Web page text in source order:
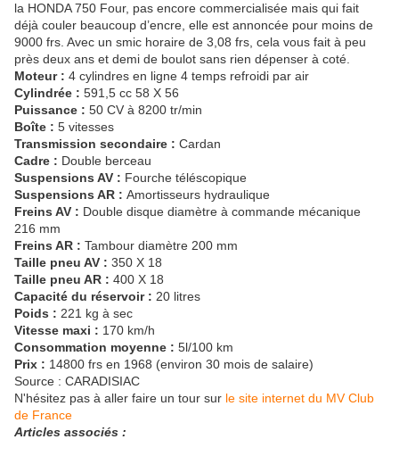
la HONDA 750 Four, pas encore commercialisée mais qui fait
déjà couler beaucoup d’encre, elle est annoncée pour moins de
9000 frs. Avec un smic horaire de 3,08 frs, cela vous fait à peu
près deux ans et demi de boulot sans rien dépenser à coté.
Moteur : 4 cylindres en ligne 4 temps refroidi par air
Cylindrée : 591,5 cc 58 X 56
Puissance : 50 CV à 8200 tr/min
Boîte : 5 vitesses
Transmission secondaire : Cardan
Cadre : Double berceau
Suspensions AV : Fourche téléscopique
Suspensions AR : Amortisseurs hydraulique
Freins AV : Double disque diamètre à commande mécanique
216 mm
Freins AR : Tambour diamètre 200 mm
Taille pneu AV : 350 X 18
Taille pneu AR : 400 X 18
Capacité du réservoir : 20 litres
Poids : 221 kg à sec
Vitesse maxi : 170 km/h
Consommation moyenne : 5l/100 km
Prix : 14800 frs en 1968 (environ 30 mois de salaire)
Source : CARADISIAC
N'hésitez pas à aller faire un tour sur le site internet du MV Club
de France
Articles associés :